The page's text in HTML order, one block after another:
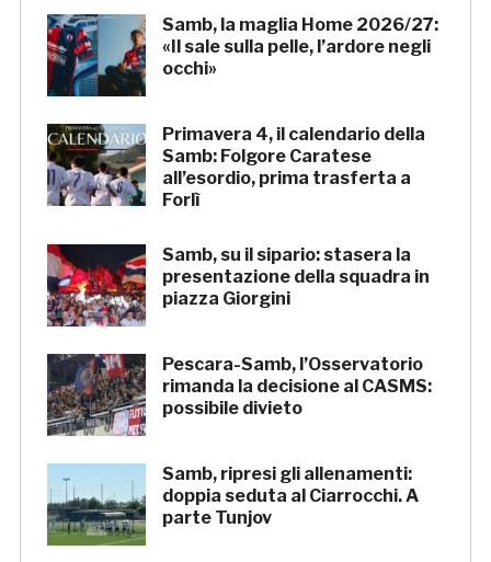
Samb, la maglia Home 2026/27:
«Il sale sulla pelle, l’ardore negli
occhi»
Primavera 4, il calendario della
Samb: Folgore Caratese
all’esordio, prima trasferta a
Forlì
Samb, su il sipario: stasera la
presentazione della squadra in
piazza Giorgini
Pescara-Samb, l’Osservatorio
rimanda la decisione al CASMS:
possibile divieto
Samb, ripresi gli allenamenti:
doppia seduta al Ciarrocchi. A
parte Tunjov